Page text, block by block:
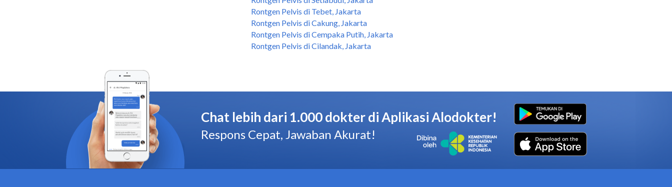
Rontgen Pelvis di Tebet, Jakarta
Rontgen Pelvis di Cakung, Jakarta
Rontgen Pelvis di Cempaka Putih, Jakarta
Rontgen Pelvis di Cilandak, Jakarta